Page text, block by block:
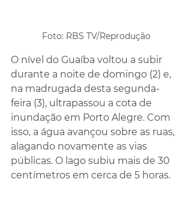
Foto: RBS TV/Reprodução
O nível do Guaíba voltou a subir
durante a noite de domingo (2) e,
na madrugada desta segunda-
feira (3), ultrapassou a cota de
inundação em Porto Alegre. Com
isso, a água avançou sobre as ruas,
alagando novamente as vias
públicas. O lago subiu mais de 30
centímetros em cerca de 5 horas.